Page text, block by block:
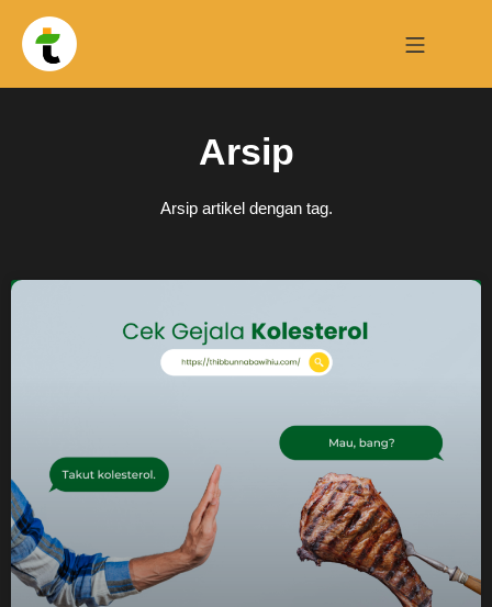
Arsip
Arsip artikel dengan tag.